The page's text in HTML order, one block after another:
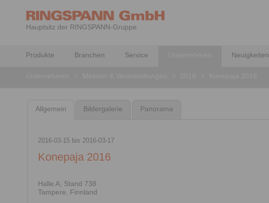
Hauptsitz der RINGSPANN-Gruppe
Produkte Branchen Service Neuigkeiten
Allgemein Bildergalerie Panorama
2016-03-15bis 2016-03-17
Konepaja 2016
Halle A, Stand 738
Tampere, Finnland